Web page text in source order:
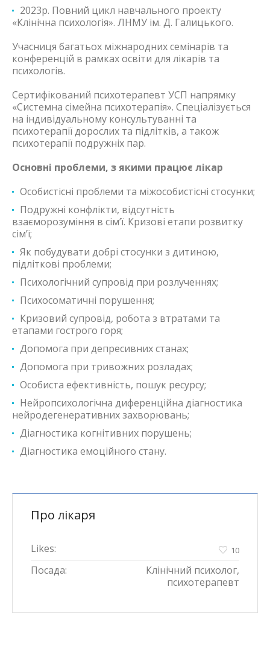
2023р. Повний цикл навчального проекту
«Клінічна психологія». ЛНМУ ім. Д. Галицького.
Учасниця багатьох міжнародних семінарів та
конференцій в рамках освіти для лікарів та
психологів.
Сертифікований психотерапевт УСП напрямку
«Системна сімейна психотерапія». Спеціалізується
на індивідуальному консультуванні та
психотерапії дорослих та підлітків, а також
психотерапії подружніх пар.
Основні проблеми, з якими працює лікар
Особистісні проблеми та міжособистісні стосунки;
Подружні конфлікти, відсутність
взаєморозуміння в сім’ї. Кризові етапи розвитку
сім’ї;
Як побудувати добрі стосунки з дитиною,
підліткові проблеми;
Психологічний супровід при розлученнях;
Психосоматичні порушення;
Кризовий супровід, робота з втратами та
етапами гострого горя;
Допомога при депресивних станах;
Допомога при тривожних розладах;
Особиста ефективність, пошук ресурсу;
Нейропсихологічна диференційна діагностика
нейродегенеративних захворювань;
Діагностика когнітивних порушень;
Діагностика емоційного стану.
Про лікаря
Likes: 10
Посада:
Клінічний психолог,
психотерапевт